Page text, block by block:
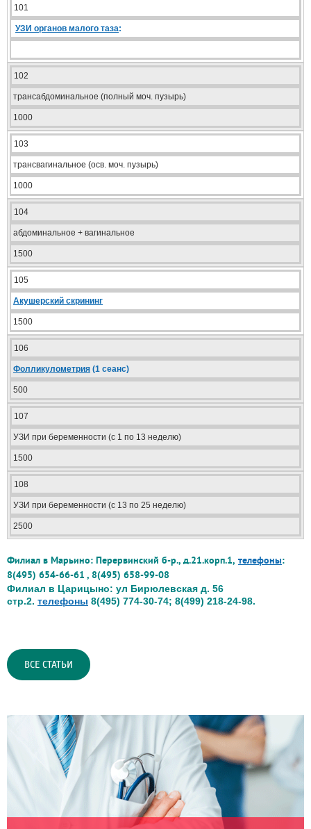
101
УЗИ органов малого таза:
102
трансабдоминальное (полный моч. пузырь)
1000
103
трансвагинальное (осв. моч. пузырь)
1000
104
абдоминальное + вагинальное
1500
105
Акушерский скрининг
1500
106
Фолликулометрия (1 сеанс)
500
107
УЗИ при беременности (с 1 по 13 неделю)
1500
108
УЗИ при беременности (с 13 по 25 неделю)
2500
Филиал в Марьино: Перервинский б-р., д.21.корп.1, телефоны:
8(495) 654-66-61 , 8(495) 658-99-08
Филиал в Царицыно: ул Бирюлевская д. 56
стр.2. телефоны 8(495) 774-30-74; 8(499) 218-24-98.
ВСЕ СТАТЬИ